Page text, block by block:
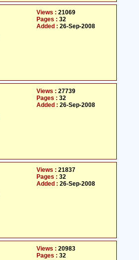
Views : 21069
Pages : 32
Added : 26-Sep-2008
Views : 27739
Pages : 32
Added : 26-Sep-2008
Views : 21837
Pages : 32
Added : 26-Sep-2008
Views : 20983
Pages : 32